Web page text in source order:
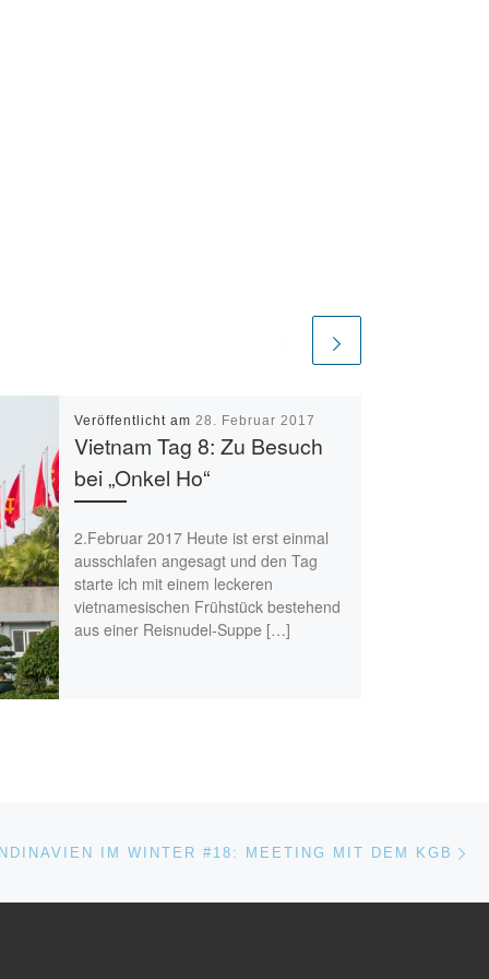
Veröffentlicht am 28. Februar 2017
Vietnam Tag 8: Zu Besuch
bei „Onkel Ho“
2.Februar 2017 Heute ist erst einmal
ausschlafen angesagt und den Tag
starte ich mit einem leckeren
vietnamesischen Frühstück bestehend
aus einer Reisnudel-Suppe […]
IM WINTER #18: MEETING MIT DEM KGB